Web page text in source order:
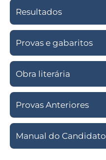
Resultados
Provas e gabaritos
Obra literária
Provas Anteriores
Manual do Candidato